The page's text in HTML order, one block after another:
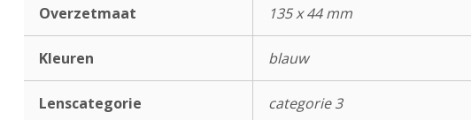
Overzetmaat 135 x 44 mm
Kleuren blauw
Lenscategorie categorie 3